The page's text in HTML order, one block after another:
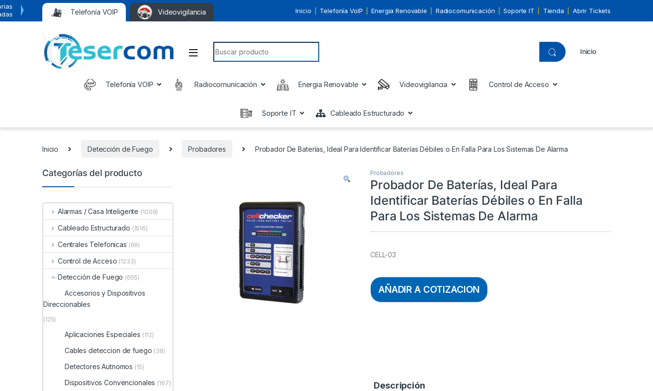
Telefonía VOIP Videovigilancia Inicio Telefonía VoIP Energia Renovable Radiocomunicación Soporte IT Tienda Abrir Tickets
Search for:
Inicio
Telefonía VOIP Radiocomunicación Energia Renovable Videovigilancia Control de Acceso
Soporte IT Cableado Estructurado
Inicio Detección de Fuego Probadores Probador De Baterías, Ideal Para Identificar Baterías Débiles o En Falla Para Los Sistemas De Alarma
Probadores
Probador De Baterías, Ideal Para
Identificar Baterías Débiles o En Falla
Para Los Sistemas De Alarma
CELL-03
AÑADIR A COTIZACION
Descripción
Categorías del producto
Alarmas / Casa Inteligente (1009)
Cableado Estructurado (1516)
Centrales Telefonicas (69)
Control de Acceso (1233)
Detección de Fuego (655)
Accesorios y Dispositivos
Direccionables
(125)
Aplicaciones Especiales (112)
Cables deteccion de fuego (38)
Detectores Autnomos (15)
Dispositivos Convencionales (167)